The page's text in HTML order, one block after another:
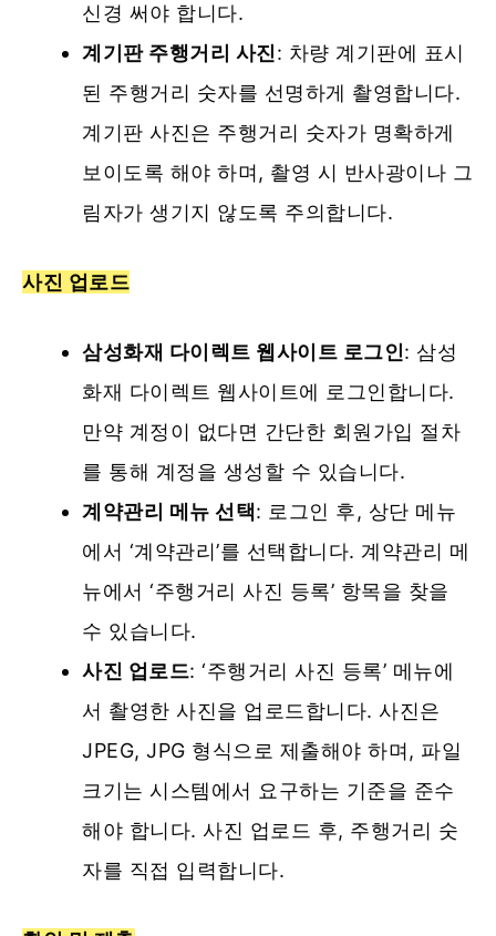
신경 써야 합니다.
계기판 주행거리 사진: 차량 계기판에 표시
된 주행거리 숫자를 선명하게 촬영합니다.
계기판 사진은 주행거리 숫자가 명확하게
보이도록 해야 하며, 촬영 시 반사광이나 그
림자가 생기지 않도록 주의합니다​.
사진 업로드
삼성화재 다이렉트 웹사이트 로그인: 삼성
화재 다이렉트 웹사이트에 로그인합니다.
만약 계정이 없다면 간단한 회원가입 절차
를 통해 계정을 생성할 수 있습니다.
계약관리 메뉴 선택: 로그인 후, 상단 메뉴
에서 ‘계약관리’를 선택합니다. 계약관리 메
뉴에서 ‘주행거리 사진 등록’ 항목을 찾을
수 있습니다.
사진 업로드: ‘주행거리 사진 등록’ 메뉴에
서 촬영한 사진을 업로드합니다. 사진은
JPEG, JPG 형식으로 제출해야 하며, 파일
크기는 시스템에서 요구하는 기준을 준수
해야 합니다. 사진 업로드 후, 주행거리 숫
자를 직접 입력합니다​.